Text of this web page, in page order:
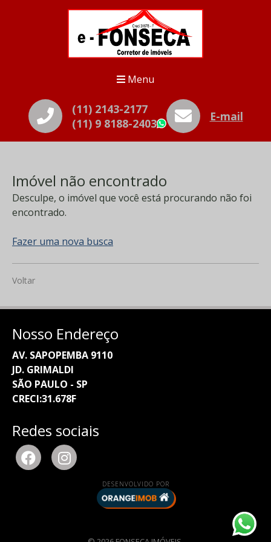
Menu
(11) 2143-2177
(11) 9 8188-2403
WhatsApp
E-mail
Imóvel não encontrado
Desculpe, o imóvel que você está procurando não foi
encontrado.
Fazer uma nova busca
Voltar
Nosso Endereço
AV. SAPOPEMBA 9110
JD. GRIMALDI
SÃO PAULO - SP
CRECI:31.678F
Redes sociais
DESENVOLVIDO POR